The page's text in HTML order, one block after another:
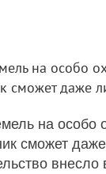
на особо
сможет даже
на
сможет